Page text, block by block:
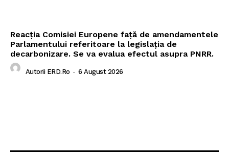
Reacția Comisiei Europene față de amendamentele
Parlamentului referitoare la legislația de
decarbonizare. Se va evalua efectul asupra PNRR.
Autorii ERD.ro - 6 August 2026